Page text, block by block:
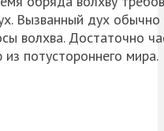
Вызванный дух
волхва. Достаточно
потустороннего мира.